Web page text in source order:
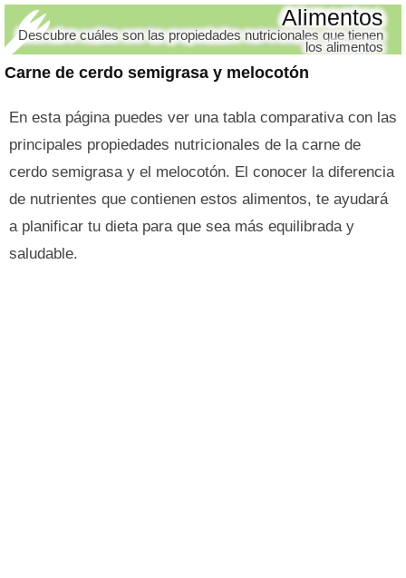
Carne de cerdo semigrasa y melocotón
Alimentos
Descubre cuáles son las propiedades nutricionales que tienen
los alimentos
En esta página puedes ver una tabla comparativa con las
principales propiedades nutricionales de la carne de
cerdo semigrasa y el melocotón. El conocer la diferencia
de nutrientes que contienen estos alimentos, te ayudará
a planificar tu dieta para que sea más equilibrada y
saludable.